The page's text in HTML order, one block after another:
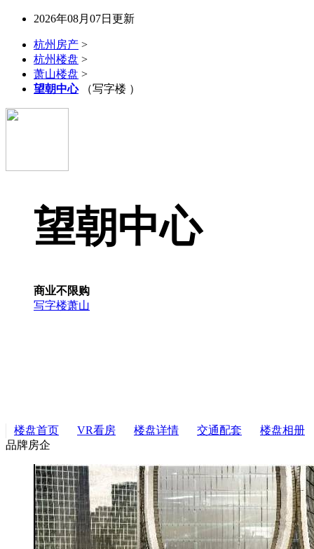
2026年08月07日更新
杭州房产 >
杭州楼盘 >
萧山楼盘 >
望朝中心（写字楼 ）
望朝中心
商业不限购
写字楼萧山
楼盘首页 VR看房 楼盘详情 交通配套
楼盘相册
品牌房企